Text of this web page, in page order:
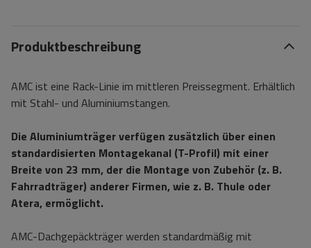
Produktbeschreibung
AMC ist eine Rack-Linie im mittleren Preissegment. Erhältlich
mit Stahl- und Aluminiumstangen.
Die Aluminiumträger verfügen zusätzlich über einen
standardisierten Montagekanal (T-Profil) mit einer
Breite von 23 mm, der die Montage von Zubehör (z. B.
Fahrradträger) anderer Firmen, wie z. B. Thule oder
Atera, ermöglicht.
AMC-Dachgepäckträger werden standardmäßig mit